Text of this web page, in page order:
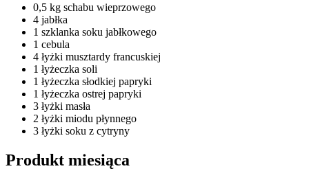
0,5 kg schabu wieprzowego
4 jabłka
1 szklanka soku jabłkowego
1 cebula
4 łyżki musztardy francuskiej
1 łyżeczka soli
1 łyżeczka słodkiej papryki
1 łyżeczka ostrej papryki
3 łyżki masła
2 łyżki miodu płynnego
3 łyżki soku z cytryny
Produkt miesiąca